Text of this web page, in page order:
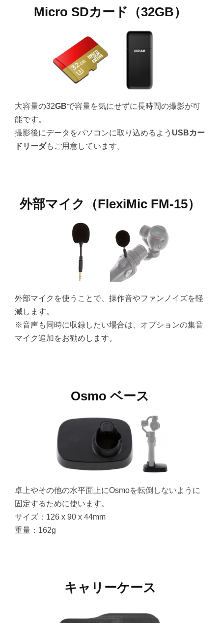
Micro SDカード（32GB）
大容量の32GBで容量を気にせずに長時間の撮影が可
能です。
撮影後にデータをパソコンに取り込めるよう USBカー
ドリーダもご用意しています。
外部マイク（FlexiMic FM-15）
外部マイクを使うことで、操作音やファンノイズを軽
減します。
※音声も同時に収録したい場合は、オプションの集音
マイク追加をお勧めします。
Osmo ベース
卓上やその他の水平面上にOsmoを転倒しないように
固定するために使います。
サイズ：126 x 90 x 44mm
重量：162g
キャリーケース